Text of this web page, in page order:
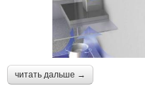
читать дальше →